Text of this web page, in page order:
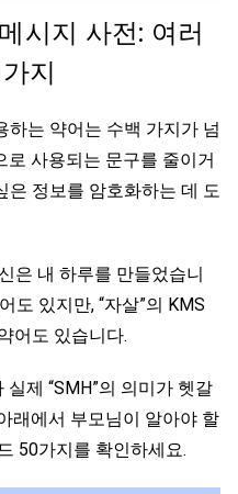
시지 사전: 여러
지
하는 약어는 수백 가지가 넘
사용되는 문구를 줄이거
은 정보를 암호화하는 데 도
은 내 하루를 만들었습니
도 있지만, “자살”의 KMS
어도 있습니다.
실제 “SMH”의 의미가 헷갈
래에서 부모님이 알아야 할
50가지를 확인하세요.